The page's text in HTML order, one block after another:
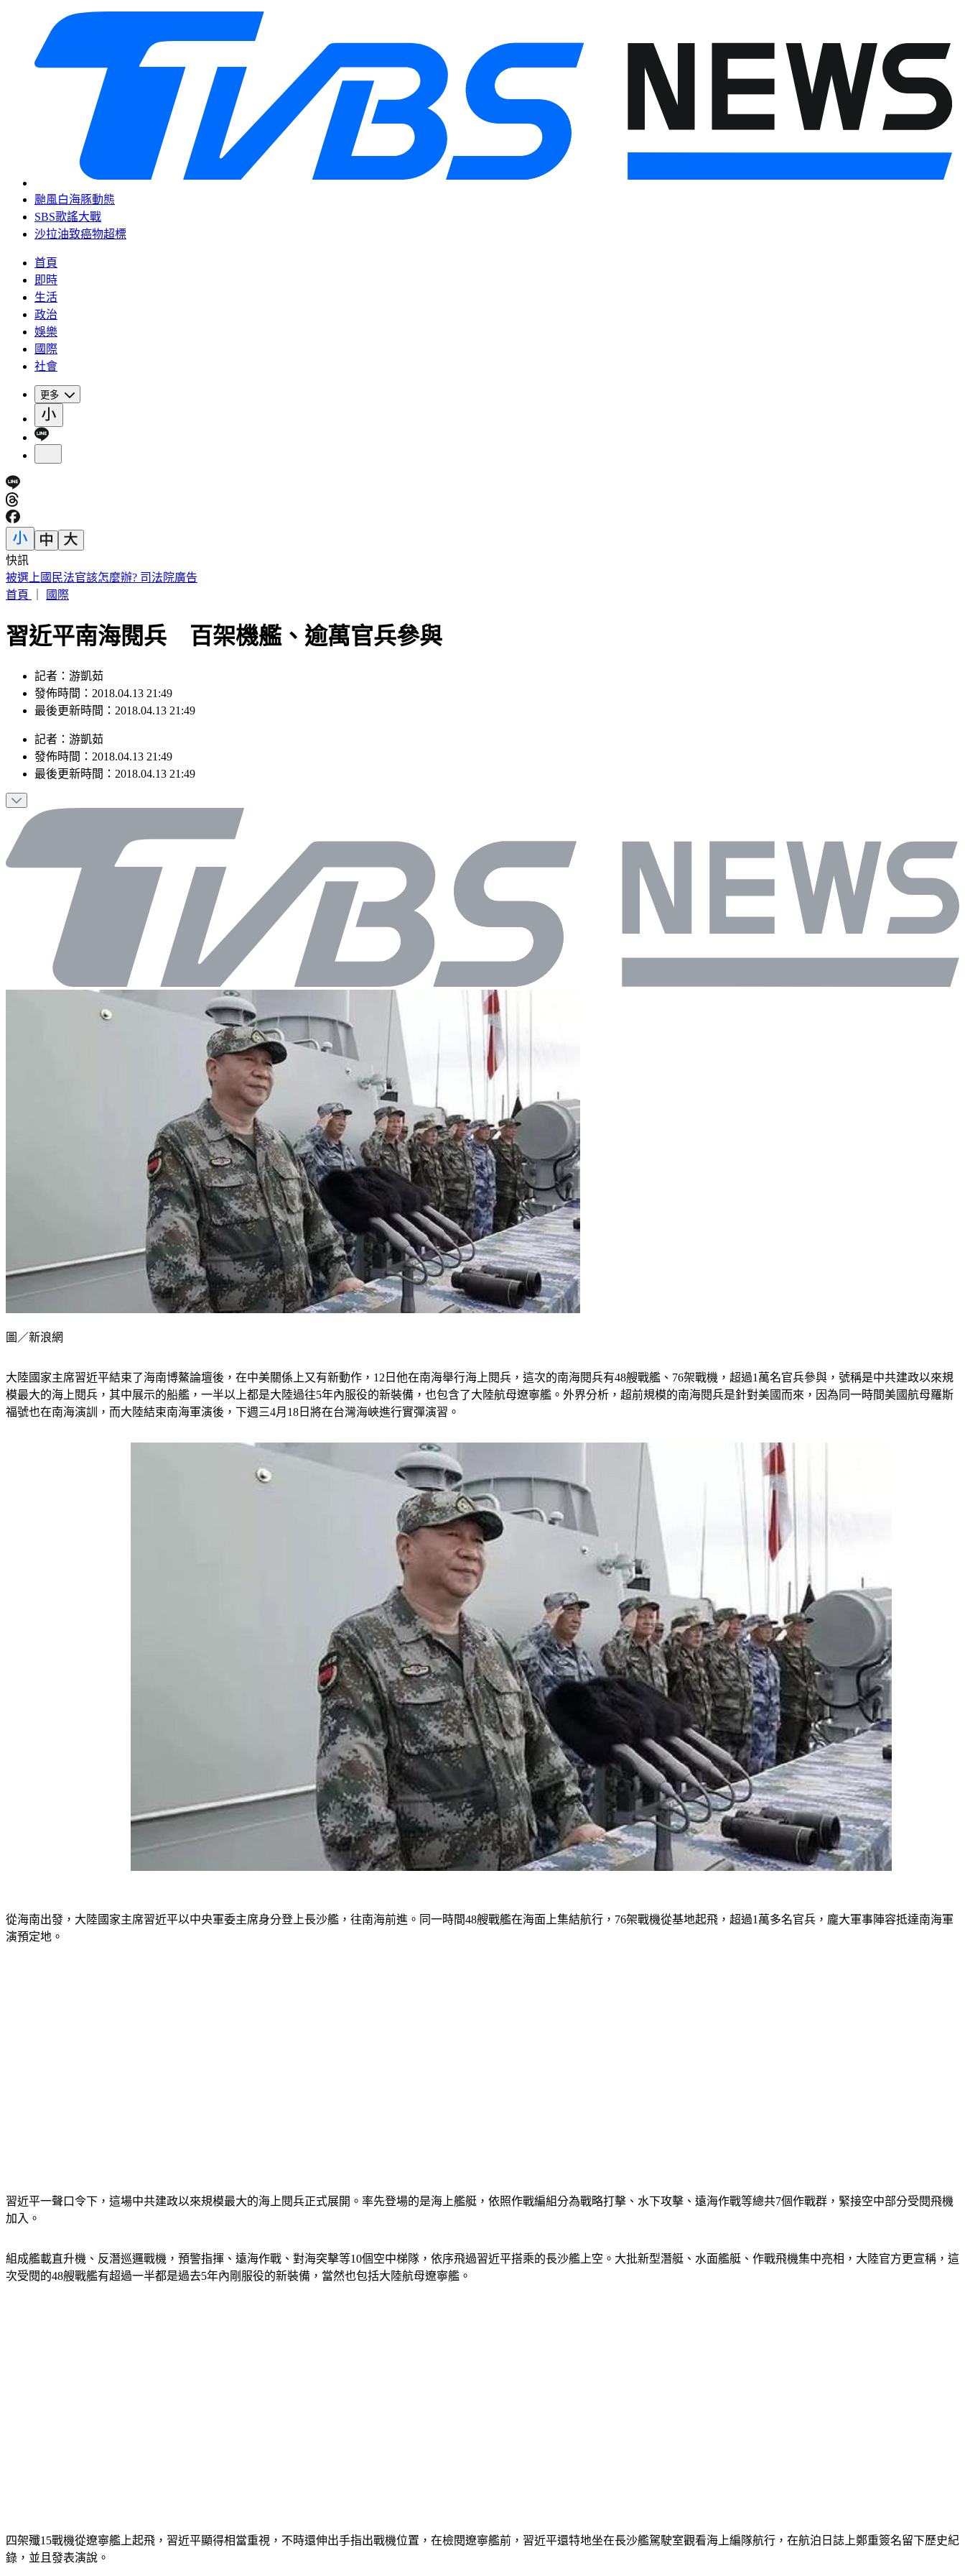
颱風白海豚動態
SBS歌謠大戰
沙拉油致癌物超標
首頁
即時
生活
政治
娛樂
國際
社會
更多
快訊
被選上國民法官該怎麼辦? 司法院廣告
首頁
國際
習近平南海閱兵 百架機艦、逾萬官兵參與
記者：游凱茹
發佈時間：2018.04.13 21:49
最後更新時間：2018.04.13 21:49
記者 ： 游凱茹
發佈時間： 2018.04.13 21:49
最後更新時間： 2018.04.13 21:49
圖／新浪網
大陸國家主席習近平結束了海南博鰲論壇後，在中美關係上又有新動作，12日他在南海舉行海上閱兵，這次的南海閱兵有48艘戰艦、76架戰機，超過1萬名官兵參與，號稱是中共建政以來規
模最大的海上閱兵，其中展示的船艦，一半以上都是大陸過往5年內服役的新裝備，也包含了大陸航母遼寧艦。外界分析，超前規模的南海閱兵是針對美國而來，因為同一時間美國航母羅斯
福號也在南海演訓，而大陸結束南海軍演後，下週三4月18日將在台灣海峽進行實彈演習。
從海南出發，大陸國家主席習近平以中央軍委主席身分登上長沙艦，往南海前進。同一時間48艘戰艦在海面上集結航行，76架戰機從基地起飛，超過1萬多名官兵，龐大軍事陣容抵達南海軍
演預定地。
習近平一聲口令下，這場中共建政以來規模最大的海上閱兵正式展開。率先登場的是海上艦艇，依照作戰編組分為戰略打擊、水下攻擊、遠海作戰等總共7個作戰群，緊接空中部分受閱飛機
加入。
組成艦載直升機、反潛巡邏戰機，預警指揮、遠海作戰、對海突擊等10個空中梯隊，依序飛過習近平搭乘的長沙艦上空。大批新型潛艇、水面艦艇、作戰飛機集中亮相，大陸官方更宣稱，這
次受閱的48艘戰艦有超過一半都是過去5年內剛服役的新裝備，當然也包括大陸航母遼寧艦。
四架殲15戰機從遼寧艦上起飛，習近平顯得相當重視，不時還伸出手指出戰機位置，在檢閱遼寧艦前，習近平還特地坐在長沙艦駕駛室觀看海上編隊航行，在航泊日誌上鄭重簽名留下歷史紀
錄，並且發表演說。